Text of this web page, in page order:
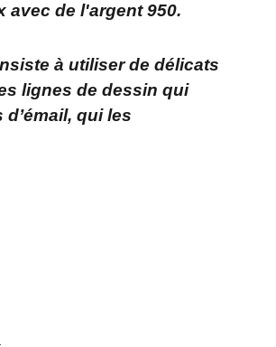
avec de l'argent 950.
à utiliser de délicats
lignes de dessin qui
qui les